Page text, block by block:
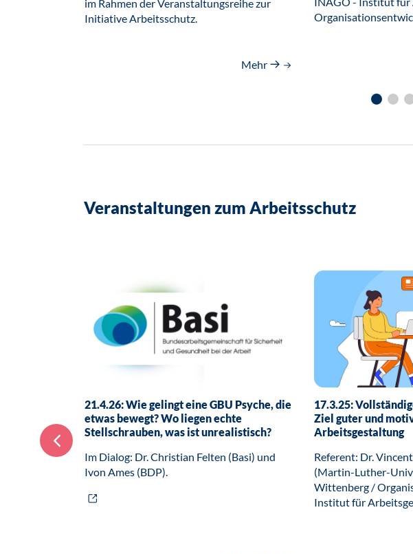
im Rahmen der Veranstaltungsreihe zur
Initiative Arbeitsschutz.
Mehr
Veranstaltungen zum Arbeitsschutz
21.4.26: Wie gelingt eine GBU Psyche, die
etwas bewegt? Wo liegen echte
Stellschrauben, was ist unrealistisch?
Im Dialog: Dr. Christian Felten (Basi) und
Ivon Ames (BDP).
17.3.25:
Ziel guter und
Arbeitsgestaltung
Referent: Dr.
(Martin-Luther-
Wittenberg /
Institut für